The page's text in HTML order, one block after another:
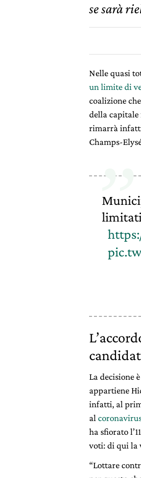
se sarà
Nelle quasi
un limite di
coalizione
della capitale
rimarrà
Champs-
La decisione
appartiene
infatti, al
al
ha sfiorato
voti: di qui la
“Lottare